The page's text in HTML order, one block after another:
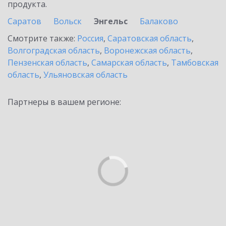
продукта.
Саратов
Вольск Энгельс
Балаково
Смотрите также: Россия, Саратовская область,
Волгоградская область, Воронежская область,
Пензенская область, Самарская область, Тамбовская
область, Ульяновская область
Партнеры в вашем регионе: